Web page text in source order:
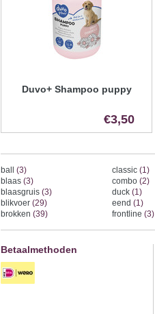
Duvo+ Shampoo puppy
€3,50
ball (3)
blaas (3)
blaasgruis (3)
blikvoer (29)
brokken (39)
classic (1)
combo (2)
duck (1)
eend (1)
frontline (3)
Betaalmethoden